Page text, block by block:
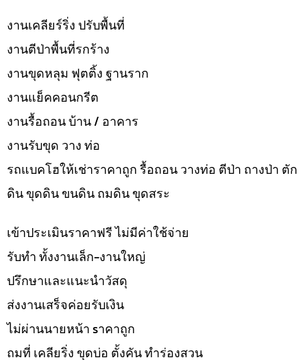
งานเคลียร์ริ่ง ปรับพื้นที่
งานตีป่าพื้นที่รกร้าง
งานขุดหลุม ฟุตติ้ง ฐานราก
งานแย็คคอนกรีต
งานรื้อถอน บ้าน / อาคาร
งานรับขุด วาง ท่อ
รถแบคโฮให้เช่าราคาถูก รื้อถอน วางท่อ ตีป่า ถางป่า ตัก
ดิน ขุดดิน ขนดิน ถมดิน ขุดสระ
เข้าประเมินราคาฟรี ไม่มีค่าใช้จ่าย
รับทำ ทั้งงานเล็ก-งานใหญ่
ปรึกษาและแนะนำวัสดุ
ส่งงานเสร็จค่อยรับเงิน
ไม่ผ่านนายหน้า sาคาถูก
ถมที่ เคลียริ่ง ขุดบ่อ ตั้งคัน ทำร่องสวน